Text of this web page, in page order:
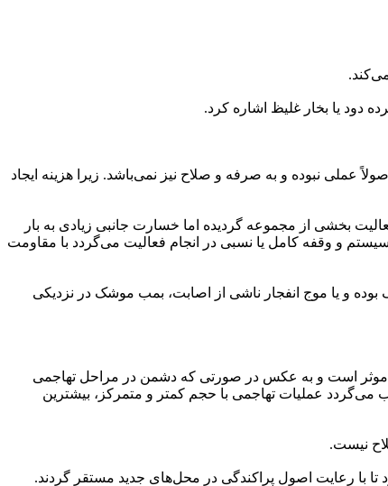
دود یا بخار غلیظ اشاره کرد.
نبوده و به صرفه و صلاح نیز نمی‌باشد. زیرا هزینه ایجاد
بخشی از مجموعه گردیده اما خسارت جانبی زیادی به بار
و وقفه کامل یا نسبی در انجام فعالیت می‌گردد با مقاومت
و یا موج انفجار ناشی از اصابت، بمب موشک در نزدیکی
موثر است و به عکس در صورتی که دشمن در مراحل تهاجمی
عملیات تهاجمی با حجم کمتر و متمرکز، بیشترین
نیست.
با رعایت اصول پراکندگی در محل‌های جدید مستقر گردند.